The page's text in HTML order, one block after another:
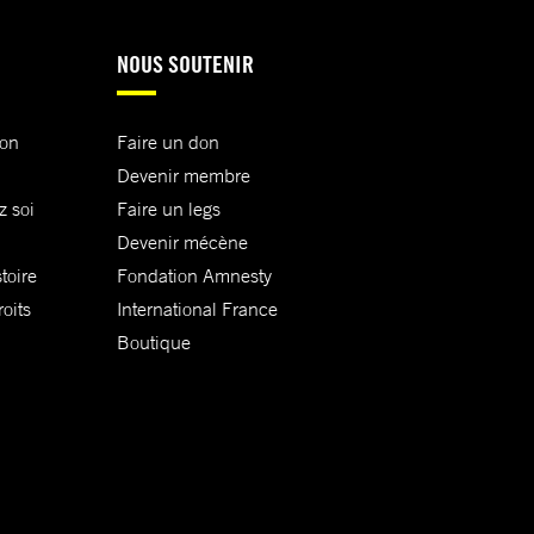
soi
NOUS SOUTENIR
Faire un don
Devenir membre
Faire un legs
Devenir mécène
Fondation Amnesty
International France
Boutique